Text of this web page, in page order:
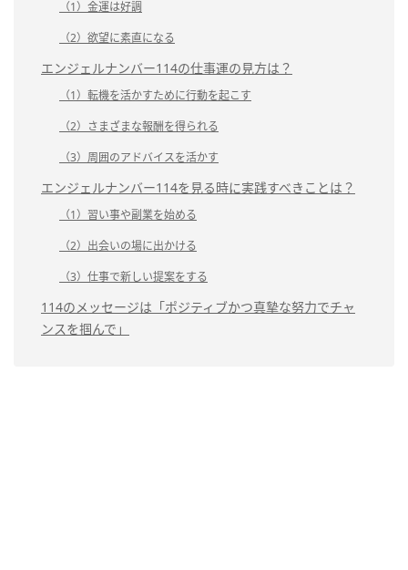
（1）金運は好調
（2）欲望に素直になる
エンジェルナンバー114の仕事運の見方は？
（1）転機を活かすために行動を起こす
（2）さまざまな報酬を得られる
（3）周囲のアドバイスを活かす
エンジェルナンバー114を見る時に実践すべきことは？
（1）習い事や副業を始める
（2）出会いの場に出かける
（3）仕事で新しい提案をする
114のメッセージは「ポジティブかつ真摯な努力でチャ
ンスを掴んで」